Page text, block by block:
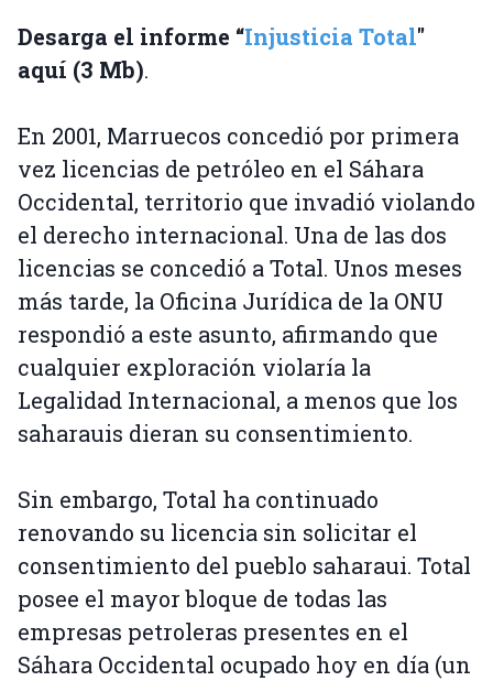
Desarga el informe “Injusticia Total"
aquí (3 Mb).
En 2001, Marruecos concedió por primera
vez licencias de petróleo en el Sáhara
Occidental, territorio que invadió violando
el derecho internacional. Una de las dos
licencias se concedió a Total. Unos meses
más tarde, la Oficina Jurídica de la ONU
respondió a este asunto, afirmando que
cualquier exploración violaría la
Legalidad Internacional, a menos que los
saharauis dieran su consentimiento.
Sin embargo, Total ha continuado
renovando su licencia sin solicitar el
consentimiento del pueblo saharaui. Total
posee el mayor bloque de todas las
empresas petroleras presentes en el
Sáhara Occidental ocupado hoy en día (un